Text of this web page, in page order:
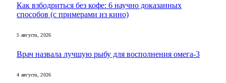
Как взбодриться без кофе: 6 научно доказанных
способов (с примерами из кино)
5 августа, 2026
Врач назвала лучшую рыбу для восполнения омега-3
4 августа, 2026